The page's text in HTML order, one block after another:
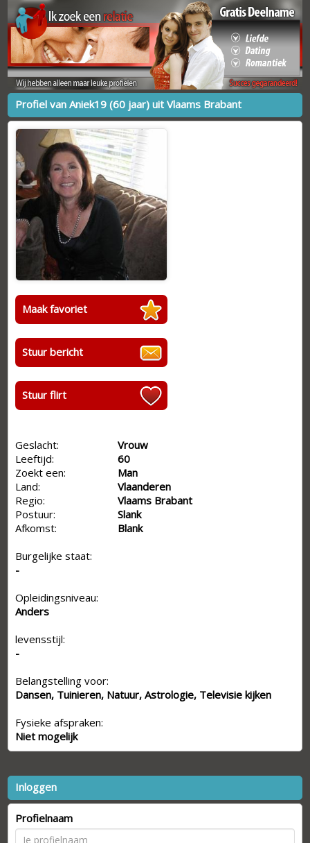
Profiel van Aniek19 (60 jaar) uit Vlaams Brabant
Maak favoriet
Stuur bericht
Stuur flirt
Geslacht:
Vrouw
Leeftijd:
60
Zoekt een:
Man
Land:
Vlaanderen
Regio:
Vlaams Brabant
Postuur:
Slank
Afkomst:
Blank
Burgelijke staat:
-
Opleidingsniveau:
Anders
levensstijl:
-
Belangstelling voor:
Dansen, Tuinieren, Natuur, Astrologie, Televisie kijken
Fysieke afspraken:
Niet mogelijk
Inloggen
Profielnaam